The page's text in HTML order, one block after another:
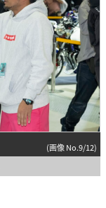
(画像 No.9/12)